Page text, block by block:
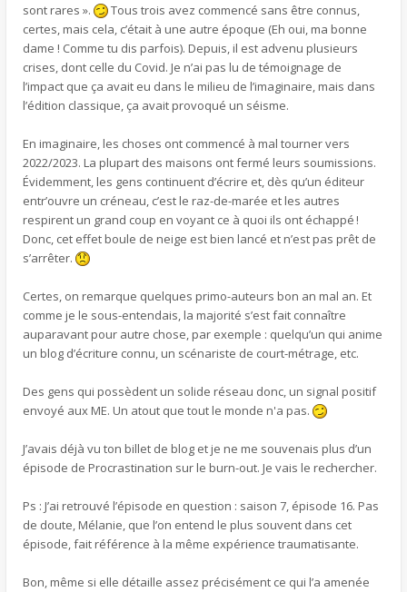
sont rares ».
Tous trois avez commencé sans être connus,
certes, mais cela, c’était à une autre époque (Eh oui, ma bonne
dame ! Comme tu dis parfois). Depuis, il est advenu plusieurs
crises, dont celle du Covid. Je n’ai pas lu de témoignage de
l’impact que ça avait eu dans le milieu de l’imaginaire, mais dans
l’édition classique, ça avait provoqué un séisme.
En imaginaire, les choses ont commencé à mal tourner vers
2022/2023. La plupart des maisons ont fermé leurs soumissions.
Évidemment, les gens continuent d’écrire et, dès qu’un éditeur
entr’ouvre un créneau, c’est le raz-de-marée et les autres
respirent un grand coup en voyant ce à quoi ils ont échappé !
Donc, cet effet boule de neige est bien lancé et n’est pas prêt de
s’arrêter.
Certes, on remarque quelques primo-auteurs bon an mal an. Et
comme je le sous-entendais, la majorité s’est fait connaître
auparavant pour autre chose, par exemple : quelqu’un qui anime
un blog d’écriture connu, un scénariste de court-métrage, etc.
Des gens qui possèdent un solide réseau donc, un signal positif
envoyé aux ME. Un atout que tout le monde n'a pas.
J’avais déjà vu ton billet de blog et je ne me souvenais plus d’un
épisode de Procrastination sur le burn-out. Je vais le rechercher.
Ps : J’ai retrouvé l’épisode en question : saison 7, épisode 16. Pas
de doute, Mélanie, que l’on entend le plus souvent dans cet
épisode, fait référence à la même expérience traumatisante.
Bon, même si elle détaille assez précisément ce qui l’a amenée